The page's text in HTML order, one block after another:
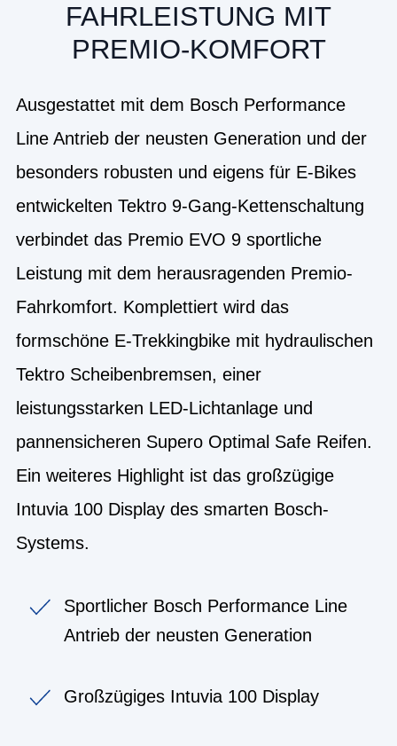
FAHRLEISTUNG MIT
PREMIO-KOMFORT
Ausgestattet mit dem Bosch Performance
Line Antrieb der neusten Generation und der
besonders robusten und eigens für E-Bikes
entwickelten Tektro 9-Gang-Kettenschaltung
verbindet das Premio EVO 9 sportliche
Leistung mit dem herausragenden Premio-
Fahrkomfort. Komplettiert wird das
formschöne E-Trekkingbike mit hydraulischen
Tektro Scheibenbremsen, einer
leistungsstarken LED-Lichtanlage und
pannensicheren Supero Optimal Safe Reifen.
Ein weiteres Highlight ist das großzügige
Intuvia 100 Display des smarten Bosch-
Systems.
Sportlicher Bosch Performance Line
Antrieb der neusten Generation
Großzügiges Intuvia 100 Display